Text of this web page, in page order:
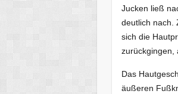
Jucken ließ
deutlich nach.
sich die
zurückgingen,
Das
äußeren